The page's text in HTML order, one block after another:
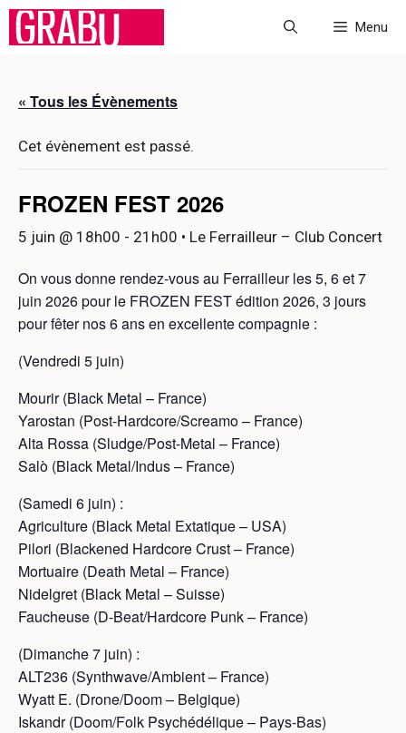
Aller
Menu
« Tous les Évènements
Cet évènement est passé.
FROZEN FEST 2026
5 juin @ 18h00 - 21h00 • Le Ferrailleur – Club Concert
On vous donne rendez-vous au Ferrailleur les 5, 6 et 7
juin 2026 pour le FROZEN FEST édition 2026, 3 jours
pour fêter nos 6 ans en excellente compagnie :
(Vendredi 5 juin)
Mourir (Black Metal – France)
Yarostan (Post-Hardcore/Screamo – France)
Alta Rossa (Sludge/Post-Metal – France)
Salò (Black Metal/Indus – France)
(Samedi 6 juin) :
Agriculture (Black Metal Extatique – USA)
Pilori (Blackened Hardcore Crust – France)
Mortuaire (Death Metal – France)
Nidelgret (Black Metal – Suisse)
Faucheuse (D-Beat/Hardcore Punk – France)
(Dimanche 7 juin) :
ALT236 (Synthwave/Ambient – France)
Wyatt E. (Drone/Doom – Belgique)
Iskandr (Doom/Folk Psychédélique – Pays-Bas)